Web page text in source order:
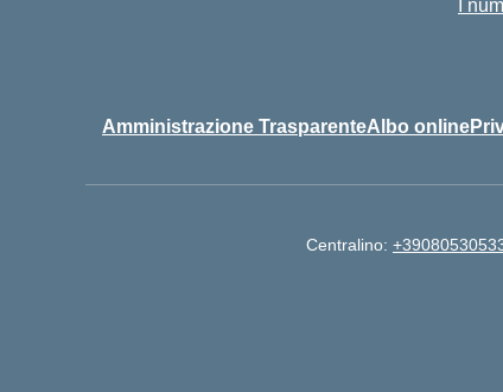
I
Amministrazione TrasparenteAlbo online
Centralino: